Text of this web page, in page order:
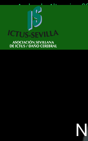
Avda. de Altamira,
954 513 999